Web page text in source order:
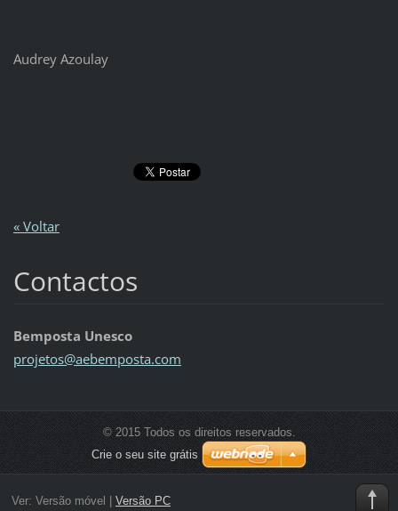
Audrey Azoulay
« Voltar
Contactos
Bemposta Unesco
projetos@aebemposta.com
© 2015 Todos os direitos reservados.
Crie o seu site grátis
Ver: Versão móvel Versão PC